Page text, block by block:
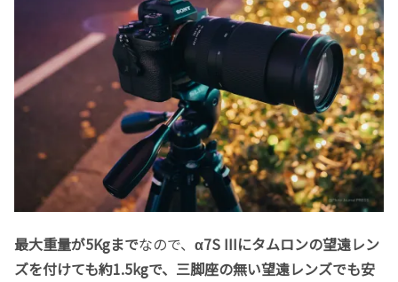
最大重量が5Kgまでなので、 α7S IIIにタムロンの望遠レン
ズを付けても約1.5kgで、三脚座の無い望遠レンズでも安